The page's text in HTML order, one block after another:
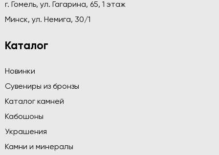
г. Гомель, ул. Гагарина, 65, 1 этаж
Минск, ул. Немига, 30/1
Каталог
Новинки
Сувениры из бронзы
Каталог камней
Кабошоны
Украшения
Камни и минералы